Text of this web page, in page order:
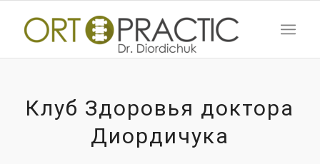
Клуб Здоровья доктора
Диордичука